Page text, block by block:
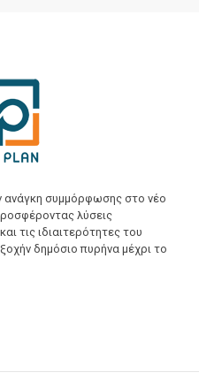
ανάγκη συμμόρφωσης στο νέο
λύσεις
τις ιδιαιτερότητες του
δημόσιο πυρήνα μέχρι το